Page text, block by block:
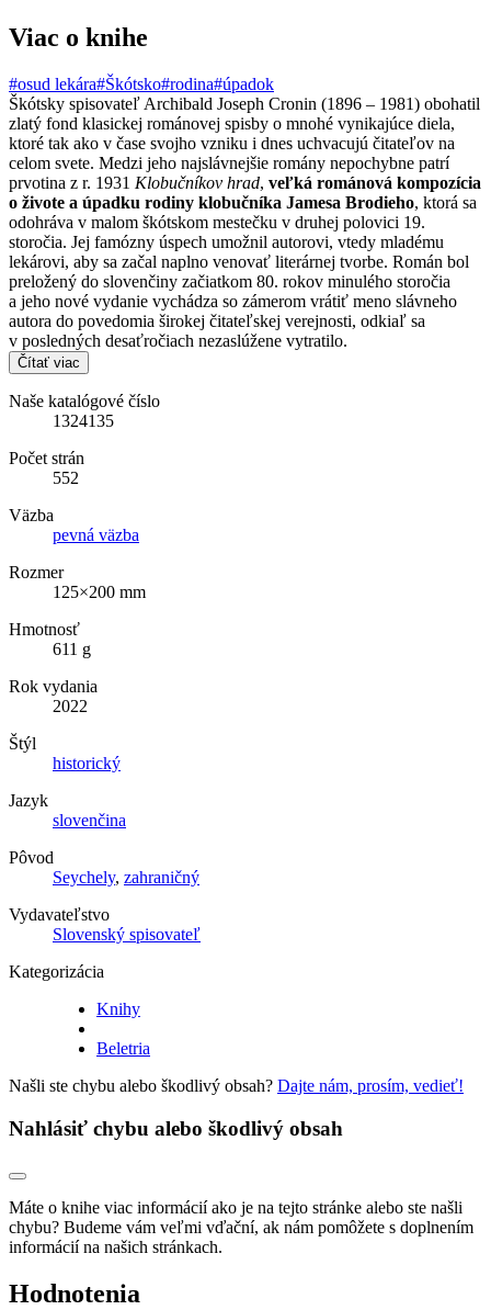
Viac o knihe
#osud lekára#Škótsko#rodina#úpadok
Škótsky spisovateľ Archibald Joseph Cronin (1896 – 1981) obohatil
zlatý fond klasickej románovej spisby o mnohé vynikajúce diela,
ktoré tak ako v čase svojho vzniku i dnes uchvacujú čitateľov na
celom svete. Medzi jeho najslávnejšie romány nepochybne patrí
prvotina z r. 1931 Klobučníkov hrad, veľká románová kompozícia
o živote a úpadku rodiny klobučníka Jamesa Brodieho, ktorá sa
odohráva v malom škótskom mestečku v druhej polovici 19.
storočia. Jej famózny úspech umožnil autorovi, vtedy mladému
lekárovi, aby sa začal naplno venovať literárnej tvorbe. Román bol
preložený do slovenčiny začiatkom 80. rokov minulého storočia
a jeho nové vydanie vychádza so zámerom vrátiť meno slávneho
autora do povedomia širokej čitateľskej verejnosti, odkiaľ sa
v posledných desaťročiach nezaslúžene vytratilo.
Čítať viac
Naše katalógové číslo
1324135
Počet strán
552
Väzba
pevná väzba
Rozmer
125×200 mm
Hmotnosť
611 g
Rok vydania
2022
Štýl
historický
Jazyk
slovenčina
Pôvod
Seychely, zahraničný
Vydavateľstvo
Slovenský spisovateľ
Kategorizácia
Knihy
Beletria
Našli ste chybu alebo škodlivý obsah? Dajte nám, prosím, vedieť!
Nahlásiť chybu alebo škodlivý obsah
Máte o knihe viac informácií ako je na tejto stránke alebo ste našli
chybu? Budeme vám veľmi vďační, ak nám pomôžete s doplnením
informácií na našich stránkach.
Hodnotenia